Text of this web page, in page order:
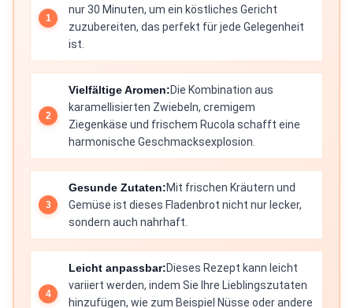
nur 30 Minuten, um ein köstliches Gericht
zuzubereiten, das perfekt für jede Gelegenheit
ist.
Vielfältige Aromen:Die Kombination aus
karamellisierten Zwiebeln, cremigem
Ziegenkäse und frischem Rucola schafft eine
harmonische Geschmacksexplosion.
Gesunde Zutaten:Mit frischen Kräutern und
Gemüse ist dieses Fladenbrot nicht nur lecker,
sondern auch nahrhaft.
Leicht anpassbar:Dieses Rezept kann leicht
variiert werden, indem Sie Ihre Lieblingszutaten
hinzufügen, wie zum Beispiel Nüsse oder andere